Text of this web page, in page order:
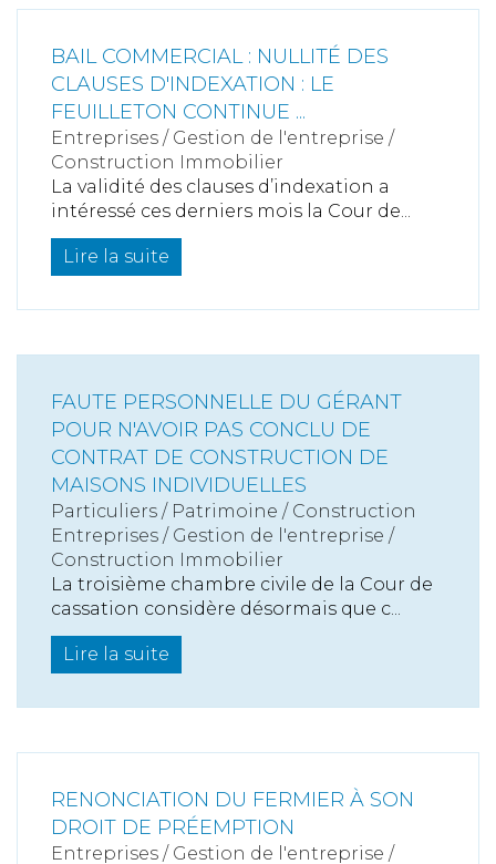
BAIL COMMERCIAL : NULLITÉ DES
CLAUSES D'INDEXATION : LE
FEUILLETON CONTINUE ...
Entreprises / Gestion de l'entreprise /
Construction Immobilier
La validité des clauses d’indexation a
intéressé ces derniers mois la Cour de...
Lire la suite
FAUTE PERSONNELLE DU GÉRANT
POUR N'AVOIR PAS CONCLU DE
CONTRAT DE CONSTRUCTION DE
MAISONS INDIVIDUELLES
Particuliers / Patrimoine / Construction
Entreprises / Gestion de l'entreprise /
Construction Immobilier
La troisième chambre civile de la Cour de
cassation considère désormais que c...
Lire la suite
RENONCIATION DU FERMIER À SON
DROIT DE PRÉEMPTION
Entreprises / Gestion de l'entreprise /